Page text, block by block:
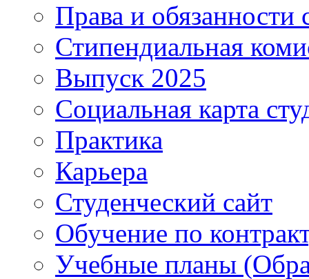
Права и обязанности
Стипендиальная
Выпуск 2025
Социальная карта
Практика
Карьера
Студенческий сайт
Обучение по
Учебные планы